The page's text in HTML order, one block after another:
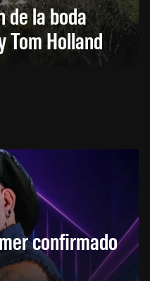
de la boda
Tom Holland
confirmado